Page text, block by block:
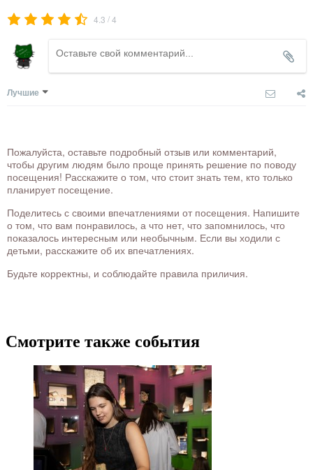
4.3 /4
Лучшие
Пожалуйста, оставьте подробный отзыв или комментарий,
чтобы другим людям было проще принять решение по поводу
посещения! Расскажите о том, что стоит знать тем, кто только
планирует посещение.
Поделитесь с своими впечатлениями от посещения. Напишите
о том, что вам понравилось, а что нет, что запомнилось, что
показалось интересным или необычным. Если вы ходили с
детьми, расскажите об их впечатлениях.
Будьте корректны, и соблюдайте правила приличия.
Смотрите также события